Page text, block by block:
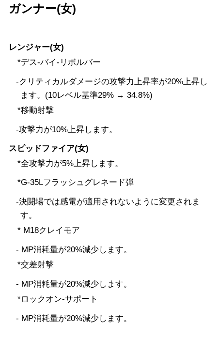
ガンナー(女)
レンジャー(女)
*デス-バイ-リボルバー
-クリティカルダメージの攻撃力上昇率が20%上昇し
ます。(10レベル基準29% → 34.8%)
*移動射撃
-攻撃力が10%上昇します。
スピッドファイア(女)
*全攻撃力が5%上昇します。
*G-35Lフラッシュグレネード弾
-決闘場では感電が適用されないように変更されま
す。
* M18クレイモア
- MP消耗量が20%減少します。
*交差射撃
- MP消耗量が20%減少します。
*ロックオン-サポート
- MP消耗量が20%減少します。